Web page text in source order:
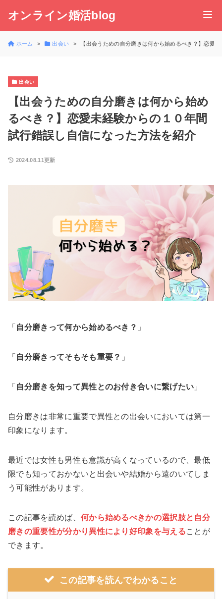
オンライン婚活blog
ホーム 出会い 【出会うための自分磨きは何から始めるべき？】恋愛
出会い
【出会うための自分磨きは何から始め
るべき？】恋愛未経験からの１０年間
試行錯誤し自信になった方法を紹介
2024.08.11更新
「 自分磨きって何から始めるべき？ 」
「 自分磨きってそもそも重要？ 」
「 自分磨きを知って異性とのお付き合いに繋げたい 」
自分磨きは非常に重要で異性との出会いにおいては第一
印象になります。
最近では女性も男性も意識が高くなっているので、最低
限でも知っておかないと出会いや結婚から遠のいてしま
う可能性があります。
この記事を読めば、 何から始めるべきかの選択肢と自分
磨きの重要性が分かり異性により好印象を与えることが
できます。
この記事を読んでわかること